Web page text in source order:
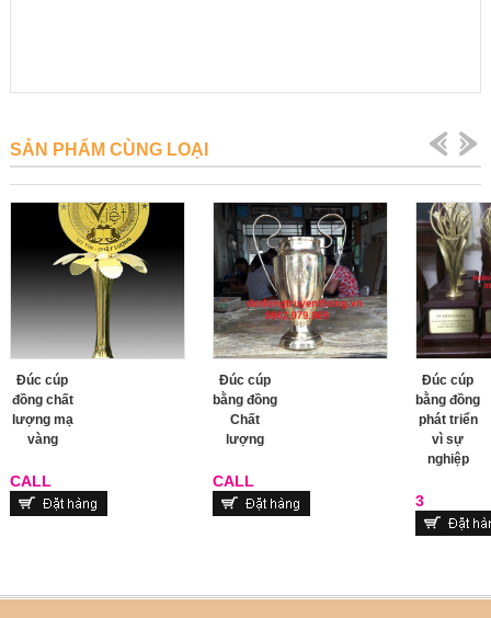
SẢN PHẨM CÙNG LOẠI
Đúc cúp
đồng chất
lượng mạ
vàng
CALL
Đúc cúp
bằng đồng
Chất
lượng
CALL
Đúc cúp
bằng đồng
phát triển
vì sự
nghiệp
3